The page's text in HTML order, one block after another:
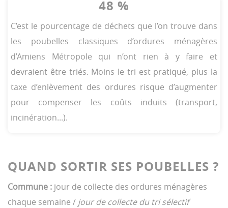
48 %
C’est le pourcentage de déchets que l’on trouve dans
les poubelles classiques d’ordures ménagères
d’Amiens Métropole qui n’ont rien à y faire et
devraient être triés. Moins le tri est pratiqué, plus la
taxe d’enlèvement des ordures risque d’augmenter
pour compenser les coûts induits (transport,
incinération...).
QUAND SORTIR SES POUBELLES ?
Commune : jour de collecte des ordures ménagères
chaque semaine / jour de collecte du tri sélectif